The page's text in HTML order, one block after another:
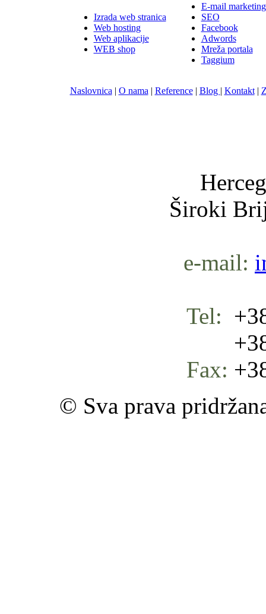
Izrada web stranica
Web hosting
Web aplikacije
WEB shop
E-mail marketing
SEO
Facebook
Adwords
Mreža portala
Taggium
Naslovnica | O nama | Reference| Blog | Kontakt|
Široki
e-mail:
Tel:
+387
Fax:
© Sva prava